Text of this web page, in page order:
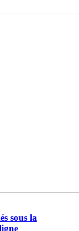
sous la